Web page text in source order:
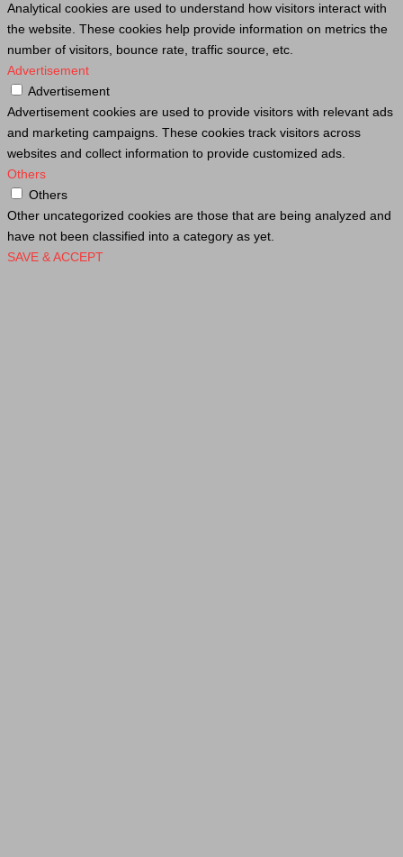
Analytical cookies are used to understand how visitors interact with
the website. These cookies help provide information on metrics the
number of visitors, bounce rate, traffic source, etc.
Advertisement
Advertisement
Advertisement cookies are used to provide visitors with relevant ads
and marketing campaigns. These cookies track visitors across
websites and collect information to provide customized ads.
Others
Others
Other uncategorized cookies are those that are being analyzed and
have not been classified into a category as yet.
SAVE & ACCEPT